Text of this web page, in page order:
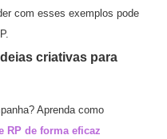
com esses exemplos pode
criativas para
Aprenda como
RP de forma eficaz